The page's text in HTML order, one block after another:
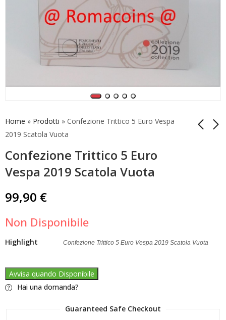
Home » Prodotti » Confezione Trittico 5 Euro Vespa
2019 Scatola Vuota
Confezione Trittico 5 Euro
Vespa 2019 Scatola Vuota
5 Euro Italia 2019
Muro di Berlino
Argento Proof
10 Euro Vaticano
2020 La Pietà di
Michelangelo Rame
99,90 €
Non Disponibile
Highlight Confezione Trittico 5 Euro Vespa 2019 Scatola Vuota
Avvisa quando Disponibile
Hai una domanda?
Guaranteed Safe Checkout